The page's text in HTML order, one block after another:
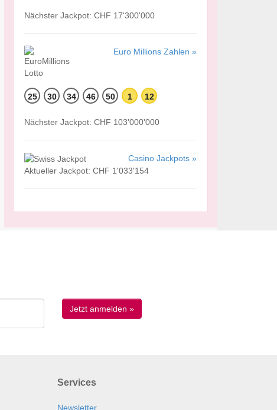
Nächster Jackpot: CHF 17'300'000
Euro Millions Zahlen »
25 30 34 46 50 1 12
Nächster Jackpot: CHF 103'000'000
Casino Jackpots »
Aktueller Jackpot: CHF 1'033'154
Services
Newsletter